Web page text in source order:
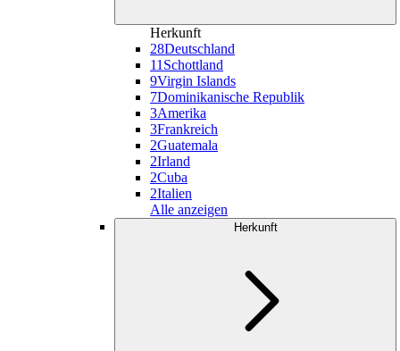
Herkunft
28Deutschland
11 Schottland
9Virgin Islands
7Dominikanische Republik
3Amerika
3Frankreich
2Guatemala
2Irland
2Cuba
2Italien
Alle anzeigen
Herkunft